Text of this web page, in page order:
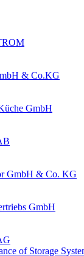
& Co.KG
GmbH
GmbH & Co. KG
GmbH
of Storage